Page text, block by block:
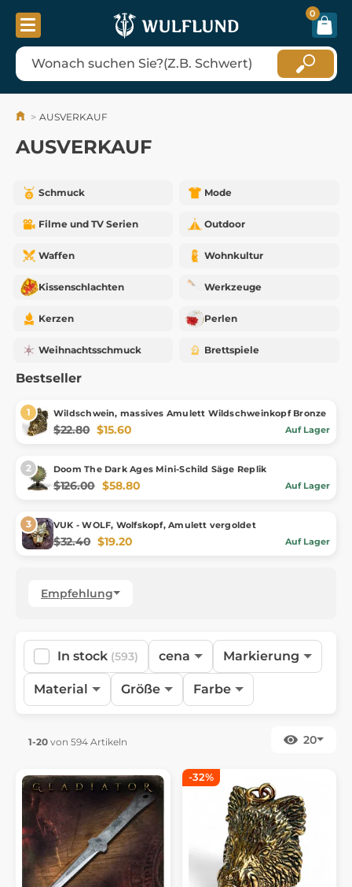
0
AUSVERKAUF
AUSVERKAUF
Schmuck Mode
Filme und TV Serien Outdoor
Waffen Wohnkultur
Kissenschlachten Werkzeuge
Kerzen Perlen
Weihnachtsschmuck Brettspiele
Bestseller
Wildschwein, massives Amulett Wildschweinkopf Bronze
$22.80 $15.60 Auf Lager
Doom The Dark Ages Mini-Schild Säge Replik
$126.00 $58.80 Auf Lager
VUK - WOLF, Wolfskopf, Amulett vergoldet
$32.40 $19.20 Auf Lager
Empfehlung
In stock (593) cena Markierung
Material Größe Farbe
1-20 von 594 Artikeln 20
-32%